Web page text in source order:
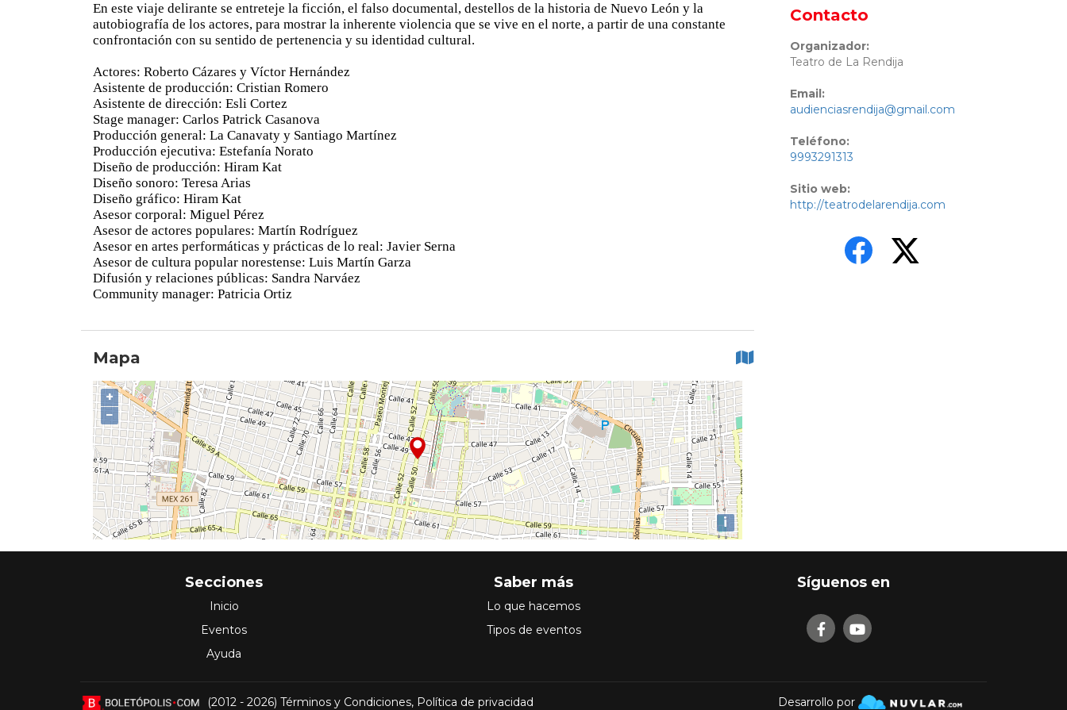
En este viaje delirante se entreteje la ficción, el falso documental, destellos de la historia de Nuevo León y la
autobiografía de los actores, para mostrar la inherente violencia que se vive en el norte, a partir de una constante
confrontación con su sentido de pertenencia y su identidad cultural.
Actores: Roberto Cázares y Víctor Hernández
Asistente de producción: Cristian Romero
Asistente de dirección: Esli Cortez
Stage manager: Carlos Patrick Casanova
Producción general: La Canavaty y Santiago Martínez
Producción ejecutiva: Estefanía Norato
Diseño de producción: Hiram Kat
Diseño sonoro: Teresa Arias
Diseño gráfico: Hiram Kat
Asesor corporal: Miguel Pérez
Asesor de actores populares: Martín Rodríguez
Asesor en artes performáticas y prácticas de lo real: Javier Serna
Asesor de cultura popular norestense: Luis Martín Garza
Difusión y relaciones públicas: Sandra Narváez
Community manager: Patricia Ortiz
Mapa
+
−
i
Contacto
Organizador:
Teatro de La Rendija
Email:
audienciasrendija@gmail.com
Teléfono:
9993291313
Sitio web:
http://teatrodelarendija.com
Secciones
Inicio
Eventos
Ayuda
Saber más
Lo que hacemos
Tipos de eventos
Síguenos en
(2012 - 2026) Términos y Condiciones, Política de privacidad Desarrollo por